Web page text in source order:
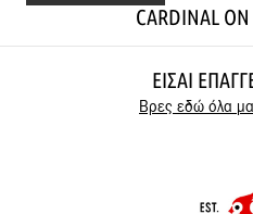
CARDINAL
ΕΊΣΑΙ
Βρες εδώ όλα